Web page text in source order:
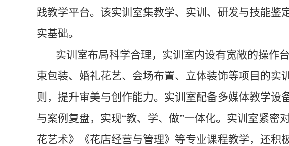
践教学平台。该实训室集教学、实训、研发与技能
实基础。
实训室布局科学合理， 实训室内设有宽敞的操作
束包装、婚礼花艺、会场布置、立体装饰等项目的
则，提升审美与创作能力。 实训室配备多媒体教学设
与案例复盘，实现“教、学、做”一体化。实训室紧密
花艺术》《花店经营与管理》等专业课程教学，还积